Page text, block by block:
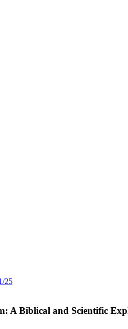
25
A Biblical and Scientific